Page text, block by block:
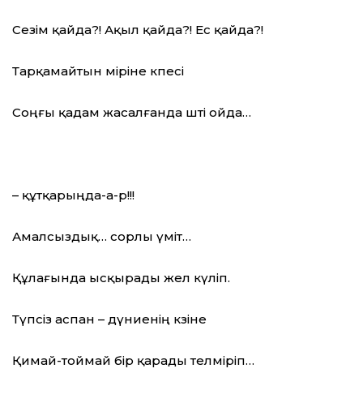
Сезім қайда?! Ақыл қайда?! Ес қайда?!
Тарқамайтын өміріне өкпесі
Соңғы қадам жасалғанда өшті ойда…
– құтқарыңда-а-р!!!
Амалсыздық… сорлы үміт…
Құлағында ысқырады жел күліп.
Түпсіз аспан – дүниенің көзіне
Қимай-тоймай бір қарады телміріп…